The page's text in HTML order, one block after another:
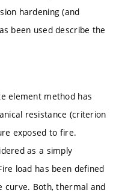
hardening (and
been used describe the
element method has
resistance (criterion
exposed to fire.
as a simply
load has been defined
curve. Both, thermal and